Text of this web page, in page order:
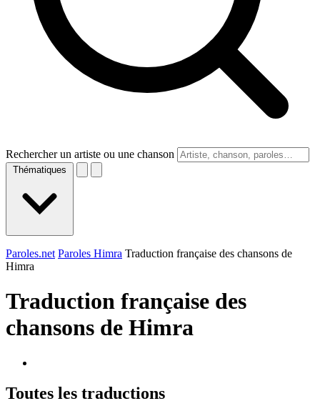
Rechercher un artiste ou une chanson
Thématiques
Paroles.net Paroles Himra Traduction française des chansons de
Himra
Traduction française des
chansons de Himra
Toutes les traductions